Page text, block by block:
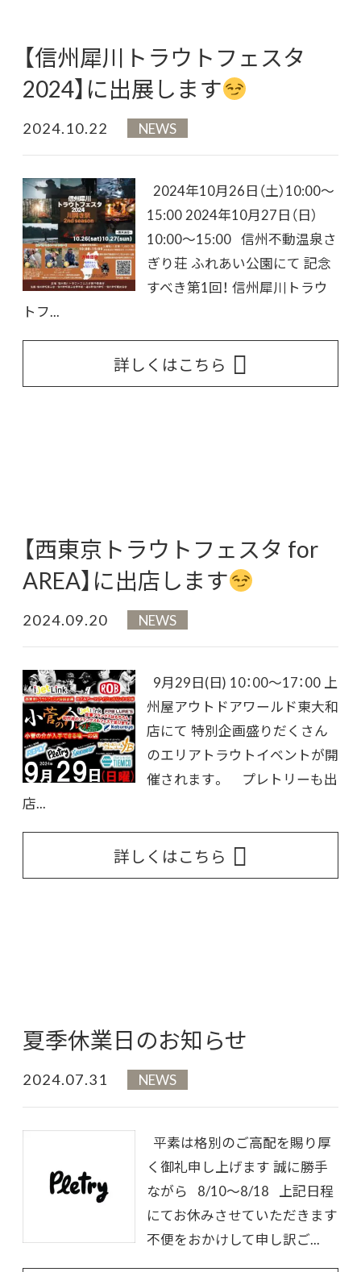
【信州犀川トラウトフェスタ
2024】に出展します
2024.10.22 NEWS
2024年10月26日（土）10:00～
15:00 2024年10月27日（日）
10:00～15:00 信州不動温泉さ
ぎり荘 ふれあい公園にて 記念
すべき第1回！ 信州犀川トラウ
トフ...
詳しくはこちら
【西東京トラウトフェスタ for
AREA】に出店します
2024.09.20 NEWS
9月29日(日) 10：00～17：00 上
州屋アウトドアワールド東大和
店にて 特別企画盛りだくさん
のエリアトラウトイベントが開
催されます。 プレトリーも出
店...
詳しくはこちら
夏季休業日のお知らせ
2024.07.31 NEWS
平素は格別のご高配を賜り厚
く御礼申し上げます 誠に勝手
ながら 8/10～8/18 上記日程
にてお休みさせていただきます
不便をおかけして申し訳ご...